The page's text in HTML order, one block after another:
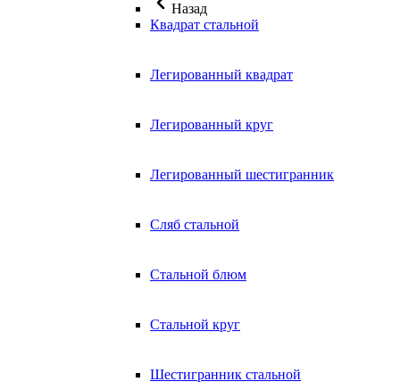
Назад
Квадрат стальной
Легированный квадрат
Легированный круг
Легированный шестигранник
Сляб стальной
Стальной блюм
Стальной круг
Шестигранник стальной